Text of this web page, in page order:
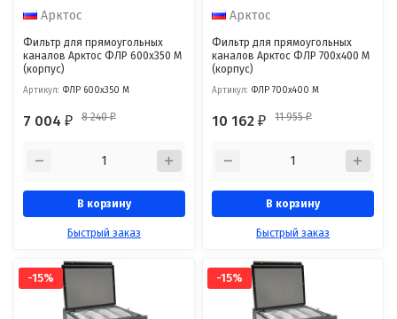
Арктос
Фильтр для прямоугольных
каналов Арктос ФЛР 600x350 М
(корпус)
Артикул: ФЛР 600x350 М
7 004₽ 8 240₽
В корзину
Быстрый заказ
Арктос
Фильтр для прямоугольных
каналов Арктос ФЛР 700x400 М
(корпус)
Артикул: ФЛР 700x400 М
10 162₽ 11 955₽
В корзину
Быстрый заказ
-15% -15%